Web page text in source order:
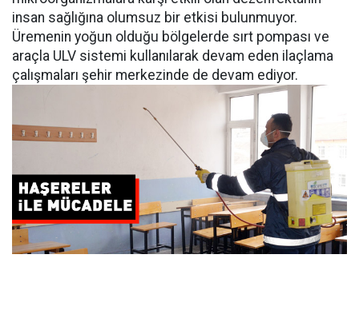
insan sağlığına olumsuz bir etkisi bulunmuyor.
Üremenin yoğun olduğu bölgelerde sırt pompası ve
araçla ULV sistemi kullanılarak devam eden ilaçlama
çalışmaları şehir merkezinde de devam ediyor.